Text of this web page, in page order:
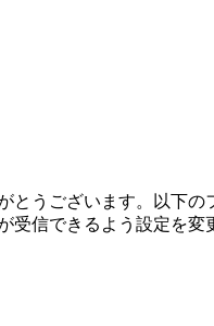
うございます。以下の
信できるよう設定を変